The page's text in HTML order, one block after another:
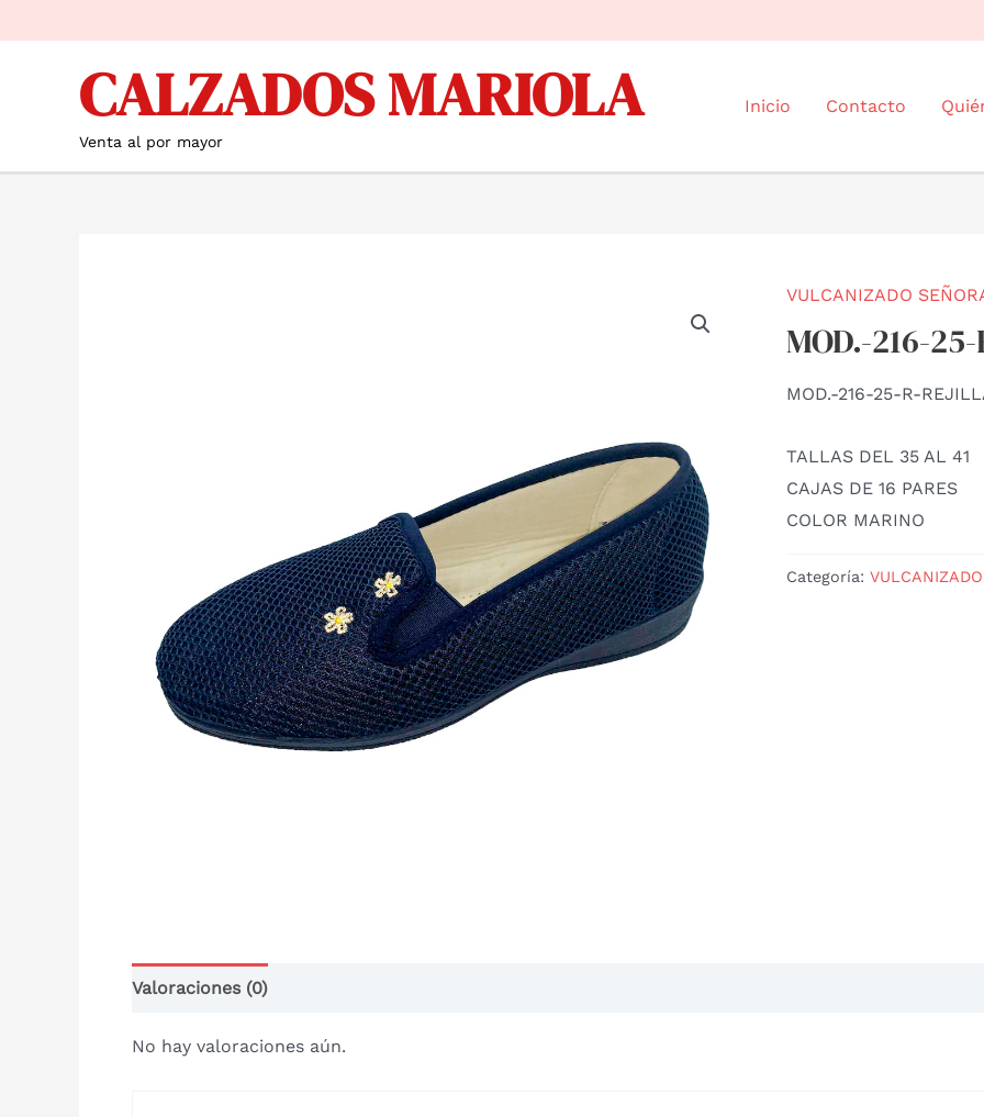
al
contenidoCALZADOS MARIOLA
Venta al por mayor
Inicio Contacto
VULCANIZADO
MOD.-216-
MOD.-216-25-R-
TALLAS DEL 35 AL 41
CAJAS DE 16 PARES
COLOR MARINO
Categoría:
Valoraciones (0)
No hay valoraciones aún.